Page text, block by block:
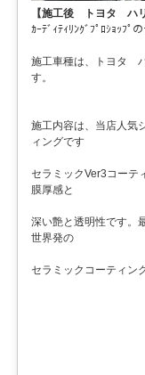
【施工後 トヨタ ハ
ｶｰﾃﾞｨﾃｨﾘﾝｸﾞﾌﾟﾛｼｮｯﾌﾟ
施工車種は、トヨタ
す。
施工内容は、当店人気
ィングです
セラミックVer3コーテ
膜厚感と
深い艶と透明性です。
世界発の
セラミックコーティン